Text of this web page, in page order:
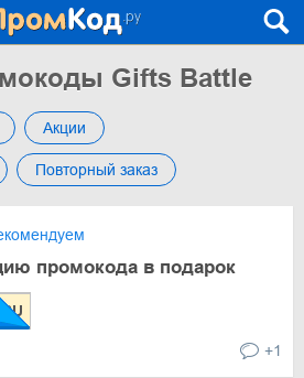
Gifts Battle
Акции
Повторный заказ
промокода в подарок
+1